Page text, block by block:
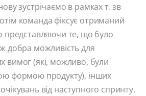
зустрічаємо в рамках т. зв
команда фіксує отриманий
представляючи те, що було
добра можливість для
вимог (які, можливо, були
формою продукту), інших
від наступного спринту.